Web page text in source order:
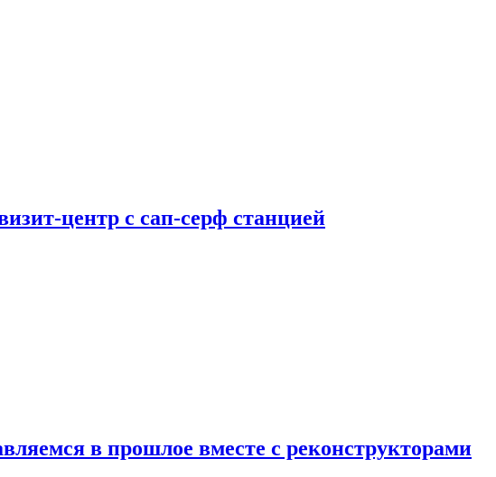
центр с сап-серф станцией
в прошлое вместе с реконструкторами